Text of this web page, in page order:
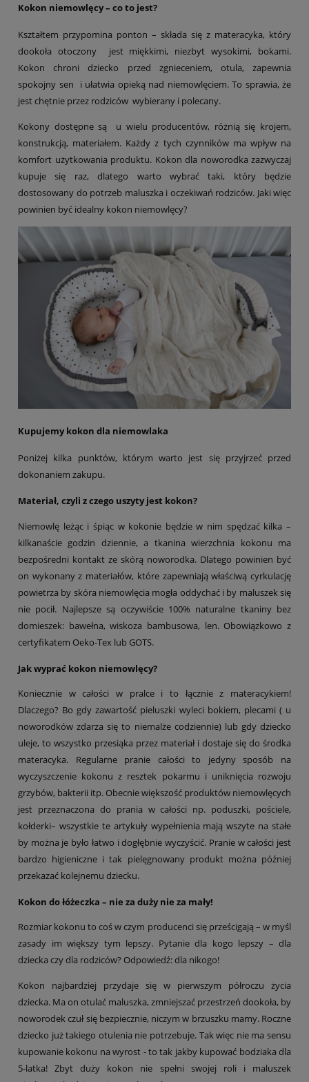
Kokon niemowlęcy – co to jest?
Kształtem przypomina ponton – składa się z materacyka, który
dookoła otoczony jest miękkimi, niezbyt wysokimi, bokami.
Kokon chroni dziecko przed zgnieceniem, otula, zapewnia
spokojny sen i ułatwia opieką nad niemowlęciem. To sprawia, że
jest chętnie przez rodziców wybierany i polecany.
Kokony dostępne są u wielu producentów, różnią się krojem,
konstrukcją, materiałem. Każdy z tych czynników ma wpływ na
komfort użytkowania produktu. Kokon dla noworodka zazwyczaj
kupuje się raz, dlatego warto wybrać taki, który będzie
dostosowany do potrzeb maluszka i oczekiwań rodziców. Jaki więc
powinien być idealny kokon niemowlęcy?
Kupujemy kokon dla niemowlaka
Poniżej kilka punktów, którym warto jest się przyjrzeć przed
dokonaniem zakupu.
Materiał, czyli z czego uszyty jest kokon?
Niemowlę leżąc i śpiąc w kokonie będzie w nim spędzać kilka –
kilkanaście godzin dziennie, a tkanina wierzchnia kokonu ma
bezpośredni kontakt ze skórą noworodka. Dlatego powinien być
on wykonany z materiałów, które zapewniają właściwą cyrkulację
powietrza by skóra niemowlęcia mogła oddychać i by maluszek się
nie pocił. Najlepsze są oczywiście 100% naturalne tkaniny bez
domieszek: bawełna, wiskoza bambusowa, len. Obowiązkowo z
certyfikatem Oeko-Tex lub GOTS.
Jak wyprać kokon niemowlęcy?
Koniecznie w całości w pralce i to łącznie z materacykiem!
Dlaczego? Bo gdy zawartość pieluszki wyleci bokiem, plecami ( u
noworodków zdarza się to niemalże codziennie) lub gdy dziecko
uleje, to wszystko przesiąka przez materiał i dostaje się do środka
materacyka. Regularne pranie całości to jedyny sposób na
wyczyszczenie kokonu z resztek pokarmu i uniknięcia rozwoju
grzybów, bakterii itp. Obecnie większość produktów niemowlęcych
jest przeznaczona do prania w całości np. poduszki, pościele,
kołderki– wszystkie te artykuły wypełnienia mają wszyte na stałe
by można je było łatwo i dogłębnie wyczyścić. Pranie w całości jest
bardzo higieniczne i tak pielęgnowany produkt można później
przekazać kolejnemu dziecku.
Kokon do łóżeczka – nie za duży nie za mały!
Rozmiar kokonu to coś w czym producenci się prześcigają – w myśl
zasady im większy tym lepszy. Pytanie dla kogo lepszy – dla
dziecka czy dla rodziców? Odpowiedź: dla nikogo!
Kokon najbardziej przydaje się w pierwszym półroczu życia
dziecka. Ma on otulać maluszka, zmniejszać przestrzeń dookoła, by
noworodek czuł się bezpiecznie, niczym w brzuszku mamy. Roczne
dziecko już takiego otulenia nie potrzebuje. Tak więc nie ma sensu
kupowanie kokonu na wyrost - to tak jakby kupować bodziaka dla
5-latka! Zbyt duży kokon nie spełni swojej roli i maluszek